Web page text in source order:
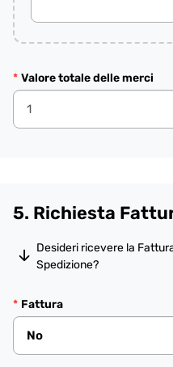
Valore totale delle merci
5. Richiesta
Desideri ricevere la
Spedizione?
Fattura